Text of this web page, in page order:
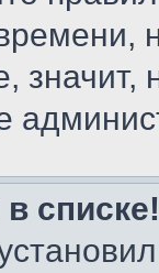
значит,
списке!